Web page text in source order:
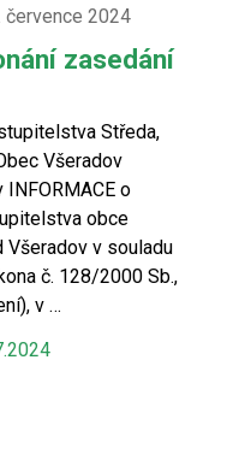
července 2024
zasedání
Středa,
Všeradov
INFORMACE o
obce
Všeradov v souladu
č. 128/2000 Sb.,
v …